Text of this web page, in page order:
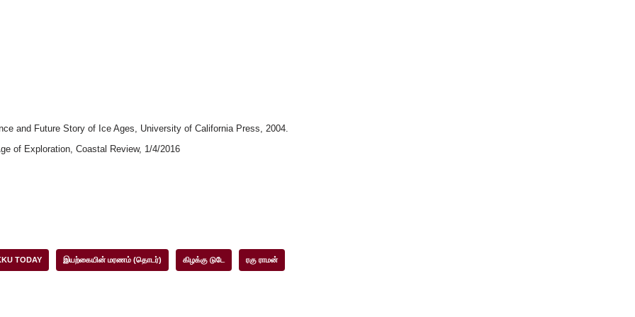
and Future Story of Ice Ages, University of California Press, 2004.
of Exploration, Coastal Review, 1/4/2016
TODAY இயற்கையின் மரணம் (தொடர்) கிழக்கு டுடே ரகு ராமன்